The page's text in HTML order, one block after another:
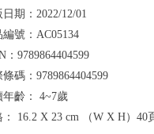
期： 2022/12/01
號： AC05134
： 9789864404599
條碼： 9789864404599
齡： 4~7歲
16.2 X 23 cm （W X H）